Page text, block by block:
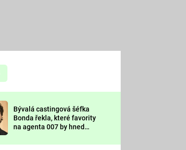
Prima LAJK
Sledujte nás
Bývalá castingová šéfka
Bonda řekla, které favority
na agenta 007 by hned